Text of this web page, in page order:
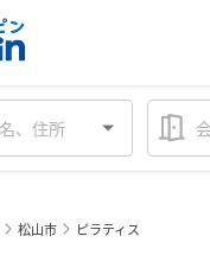
松山市 ピラティス